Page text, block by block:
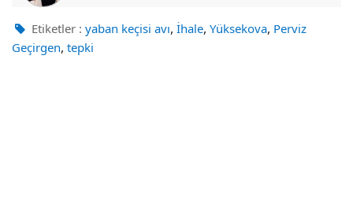
Etiketler : yaban keçisi avı, İhale, Yüksekova, Perviz
Geçirgen, tepki